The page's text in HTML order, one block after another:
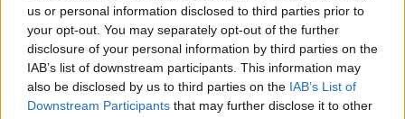
us or personal information disclosed to third parties prior to
your opt-out. You may separately opt-out of the further
disclosure of your personal information by third parties on the
IAB’s list of downstream participants. This information may
also be disclosed by us to third parties on the IAB’s List of
Downstream Participants that may further disclose it to other
ΣΧΕΤΙΚA AΡΘΡΑ
ΗΠΑ: Το προεδρικό ελικόπτερο πλησίασε υπερβολικά
ΚΟΣΜΟΣ 07:40